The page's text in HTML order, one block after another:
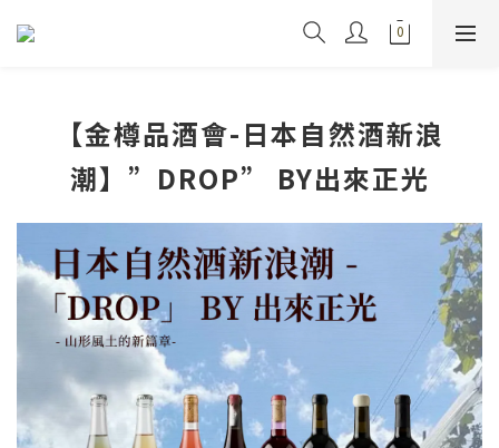
【金樽品酒會-日本自然酒新浪
潮】”DROP” BY出來正光